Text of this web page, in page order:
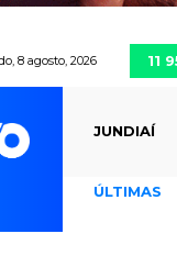
8 agosto, 2026 11
JUNDIAÍ
ÚLTIMAS